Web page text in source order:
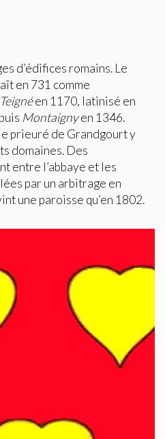
d’édifices romains. Le
en 731 comme
en 1170, latinisé en
Montaignyen 1346.
prieuré de Grandgourt y
domaines. Des
entre l’abbaye et les
par un arbitrage en
une paroisse qu’en 1802.